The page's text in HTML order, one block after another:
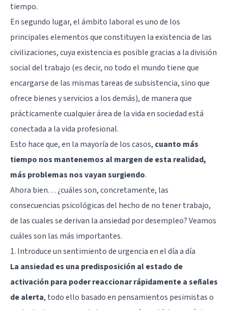
tiempo.
En segundo lugar, el ámbito laboral es uno de los
principales elementos que constituyen la existencia de las
civilizaciones, cuya existencia es posible gracias a la división
social del trabajo (es decir, no todo el mundo tiene que
encargarse de las mismas tareas de subsistencia, sino que
ofrece bienes y servicios a los demás), de manera que
prácticamente cualquier área de la vida en sociedad está
conectada a la vida profesional.
Esto hace que, en la mayoría de los casos, cuanto más
tiempo nos mantenemos al margen de esta realidad,
más problemas nos vayan surgiendo.
Ahora bien… ¿cuáles son, concretamente, las
consecuencias psicológicas del hecho de no tener trabajo,
de las cuales se derivan la ansiedad por desempleo? Veamos
cuáles son las más importantes.
1. Introduce un sentimiento de urgencia en el día a día
La ansiedad es una predisposición al estado de
activación para poder reaccionar rápidamente a señales
de alerta, todo ello basado en pensamientos pesimistas o